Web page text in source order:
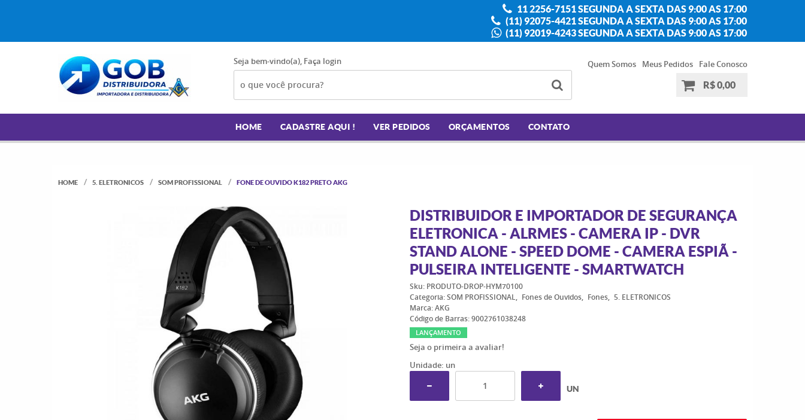
11 2256-7151 SEGUNDA A SEXTA DAS 9:00 AS 17:00
(11) 92075-4421 SEGUNDA A SEXTA DAS 9:00 AS 17:00
(11) 92019-4243 SEGUNDA A SEXTA DAS 9:00 AS 17:00
Seja bem-vindo(a), Faça login Quem Somos Meus Pedidos
Fale Conosco
R$ 0,00
HOME CADASTRE AQUI ! VER PEDIDOS ORÇAMENTOS CONTATO
HOME 5. ELETRONICOS SOM PROFISSIONAL FONE DE OUVIDO K182 PRETO AKG
DISTRIBUIDOR E IMPORTADOR DE SEGURANÇA
ELETRONICA - ALRMES - CAMERA IP - DVR
STAND ALONE - SPEED DOME - CAMERA ESPIÃ -
PULSEIRA INTELIGENTE - SMARTWATCH
Sku: PRODUTO-DROP-HYM70100
Categoria: SOM PROFISSIONAL Fones de Ouvidos Fones
5. ELETRONICOS
Marca:AKG
Código de Barras:9002761038248
LANÇAMENTO
Seja o primeira a avaliar!
Unidade: un
UN